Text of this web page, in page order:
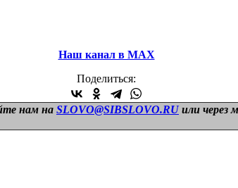
Наш канал в МАХ
Поделиться:
нам на SLOVO@SIBSLOVO.RU или через